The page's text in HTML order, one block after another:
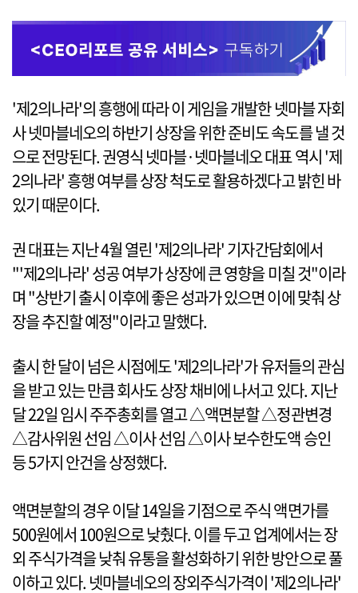
'제2의나라'의 흥행에 따라 이 게임을 개발한 넷마블 자회
사 넷마블네오의 하반기 상장을 위한 준비도 속도를 낼 것
으로 전망된다. 권영식 넷마블·넷마블네오 대표 역시 '제
2의나라' 흥행 여부를 상장 척도로 활용하겠다고 밝힌 바
있기 때문이다.
권 대표는 지난 4월 열린 '제2의나라' 기자간담회에서
"'제2의나라' 성공 여부가 상장에 큰 영향을 미칠 것"이라
며 "상반기 출시 이후에 좋은 성과가 있으면 이에 맞춰 상
장을 추진할 예정"이라고 말했다.
출시 한 달이 넘은 시점에도 '제2의나라'가 유저들의 관심
을 받고 있는 만큼 회사도 상장 채비에 나서고 있다. 지난
달 22일 임시 주주총회를 열고 △액면분할 △정관변경
△감사위원 선임 △이사 선임 △이사 보수한도액 승인
등 5가지 안건을 상정했다.
액면분할의 경우 이달 14일을 기점으로 주식 액면가를
500원에서 100원으로 낮췄다. 이를 두고 업계에서는 장
외 주식가격을 낮춰 유통을 활성화하기 위한 방안으로 풀
이하고 있다. 넷마블네오의 장외주식가격이 '제2의나라'